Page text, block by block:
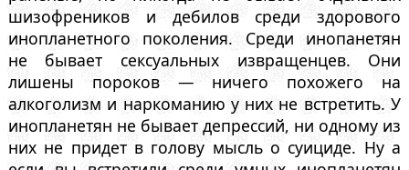
шизофреников и дебилов среди здорового
инопланетного поколения. Среди инопанетян
не бывает сексуальных извращенцев. Они
лишены пороков — ничего похожего на
алкоголизм и наркоманию у них не встретить. У
инопланетян не бывает депрессий, ни одному из
них не придет в голову мысль о суициде. Ну а